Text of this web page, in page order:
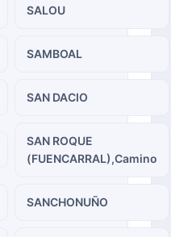
SALOU
SAMBOAL
SAN DACIO
SAN ROQUE
(FUENCARRAL),Camino
SANCHONUÑO